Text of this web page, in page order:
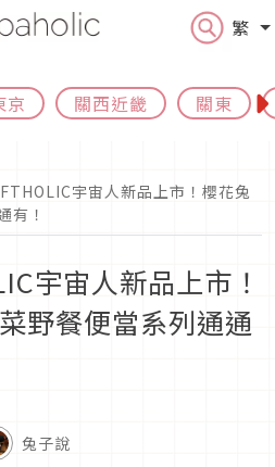
繁
京 關西近畿 關東
宇宙人新品上市！櫻花兔
有！
宇宙人新品上市！
野餐便當系列通通
兔子說